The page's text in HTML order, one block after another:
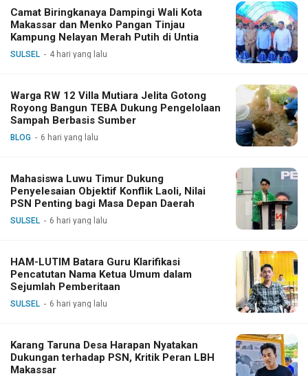
Camat Biringkanaya Dampingi Wali Kota
Makassar dan Menko Pangan Tinjau
Kampung Nelayan Merah Putih di Untia
SULSEL 4 hari yang lalu
Warga RW 12 Villa Mutiara Jelita Gotong
Royong Bangun TEBA Dukung Pengelolaan
Sampah Berbasis Sumber
BLOG 6 hari yang lalu
Mahasiswa Luwu Timur Dukung
Penyelesaian Objektif Konflik Laoli, Nilai
PSN Penting bagi Masa Depan Daerah
SULSEL 6 hari yang lalu
HAM-LUTIM Batara Guru Klarifikasi
Pencatutan Nama Ketua Umum dalam
Sejumlah Pemberitaan
SULSEL 6 hari yang lalu
Karang Taruna Desa Harapan Nyatakan
Dukungan terhadap PSN, Kritik Peran LBH
Makassar